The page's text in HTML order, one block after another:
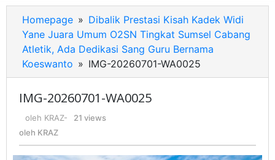
Homepage » Dibalik Prestasi Kisah Kadek Widi
Yane Juara Umum O2SN Tingkat Sumsel Cabang
Atletik, Ada Dedikasi Sang Guru Bernama
Koeswanto » IMG-20260701-WA0025
IMG-20260701-WA0025
oleh KRAZ-
21 views
oleh KRAZ